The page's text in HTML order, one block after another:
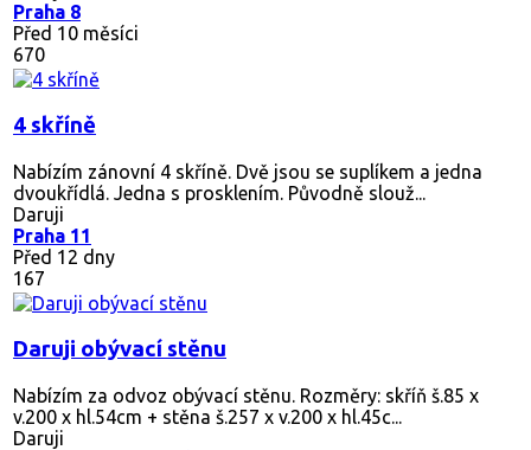
Praha 8
Před 10 měsíci
670
4 skříně
Nabízím zánovní 4 skříně. Dvě jsou se suplíkem a jedna
dvoukřídlá. Jedna s prosklením. Původně slouž...
Daruji
Praha 11
Před 12 dny
167
Daruji obývací stěnu
Nabízím za odvoz obývací stěnu. Rozměry: skříň š.85 x
v.200 x hl.54cm + stěna š.257 x v.200 x hl.45c...
Daruji